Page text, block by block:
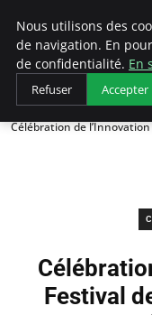
LECFCM
Accueil
Création
Célébration de
Festival
Nous utilisons des
de navigation. En
de confidentialité. En
Refuser Accepter